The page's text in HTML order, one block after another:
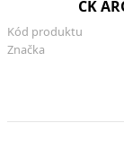
CK
Značka
Kód produktu